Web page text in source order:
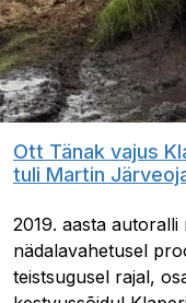
Ott Tänak vajus
tuli Martin
2019. aasta
nädalavahetusel
teistsugusel rajal,